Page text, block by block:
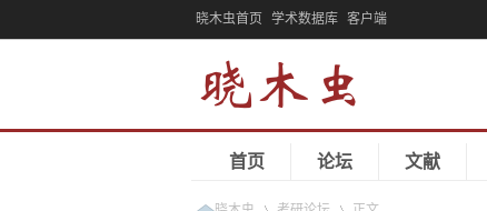
晓木虫首页 学术数据库 客户端
首页 论坛 文献